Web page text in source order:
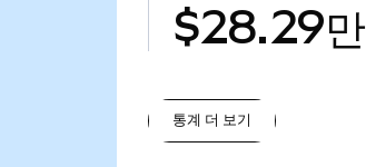
$28.29만
통계 더 보기